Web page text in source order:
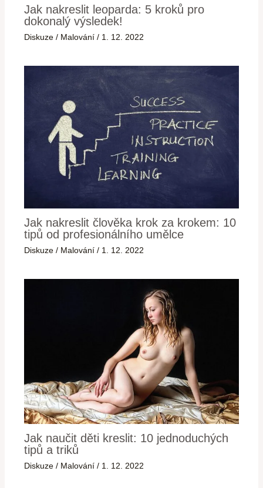
Jak nakreslit leoparda: 5 kroků pro
dokonalý výsledek!
Diskuze / Malování / 1. 12. 2022
Jak nakreslit člověka krok za krokem: 10
tipů od profesionálního umělce
Diskuze / Malování / 1. 12. 2022
Jak naučit děti kreslit: 10 jednoduchých
tipů a triků
Diskuze / Malování / 1. 12. 2022